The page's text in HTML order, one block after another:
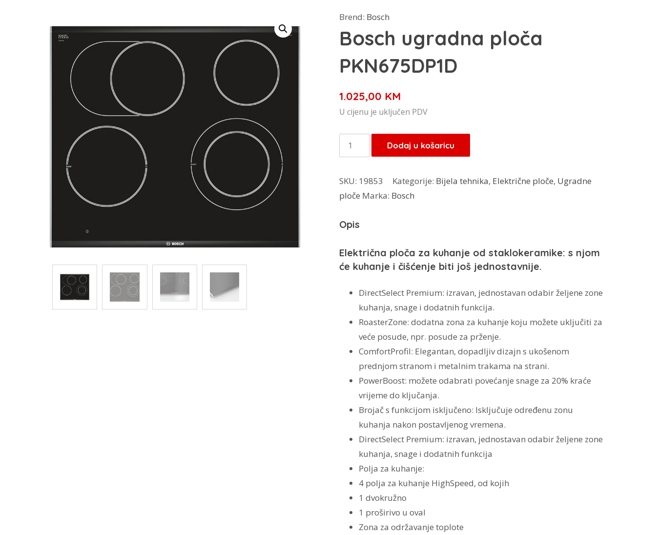
Brend: Bosch
Bosch ugradna ploča
PKN675DP1D
1.025,00 KM
U cijenu je uključen PDV
Bosch
ugradna
PKN675DP1D
količina
Dodaj u košaricu
SKU: 19853 Kategorije: Bijela tehnika, Električne ploče, Ugradne
ploče Marka: Bosch
Opis
Električna ploča za kuhanje od staklokeramike: s njom
će kuhanje i čišćenje biti još jednostavnije.
DirectSelect Premium: izravan, jednostavan odabir željene zone
kuhanja, snage i dodatnih funkcija.
RoasterZone: dodatna zona za kuhanje koju možete uključiti za
veće posude, npr. posude za prženje.
ComfortProfil: Elegantan, dopadljiv dizajn s ukošenom
prednjom stranom i metalnim trakama na strani.
PowerBoost: možete odabrati povećanje snage za 20% kraće
vrijeme do ključanja.
Brojač s funkcijom isključeno: Isključuje određenu zonu
kuhanja nakon postavljenog vremena.
DirectSelect Premium: izravan, jednostavan odabir željene zone
kuhanja, snage i dodatnih funkcija
Polja za kuhanje:
4 polja za kuhanje HighSpeed, od kojih
1 dvokružno
1 proširivo u oval
Zona za održavanje toplote